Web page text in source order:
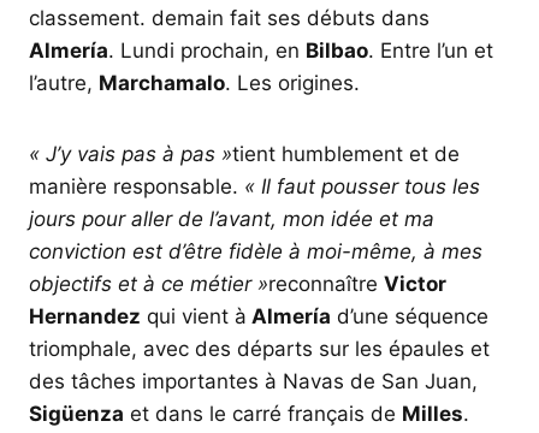
classement. demain fait ses débuts dans
Almería. Lundi prochain, en Bilbao. Entre l’un et
l’autre, Marchamalo. Les origines.
« J’y vais pas à pas »tient humblement et de
manière responsable. « Il faut pousser tous les
jours pour aller de l’avant, mon idée et ma
conviction est d’être fidèle à moi-même, à mes
objectifs et à ce métier »reconnaître Victor
Hernandez qui vient à Almería d’une séquence
triomphale, avec des départs sur les épaules et
des tâches importantes à Navas de San Juan,
Sigüenza et dans le carré français de Milles.